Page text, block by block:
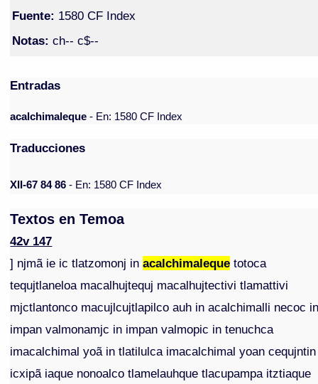
Fuente: 1580 CF Index
Notas: ch-- c$--
Entradas
acalchimaleque- En: 1580 CF Index
Traducciones
XII-67 84 86 - En: 1580 CF Index
Textos en Temoa
42v 147
] njmã ie ic tlatzomonj inacalchimaleque totoca
tequjtlaneloa macalhujtequj macalhujtectivi tlamattivi
mjctlantonco macujlcujtlapilco auh in acalchimalli necoc
impan valmonamjc in impan valmopic in tenuchca
imacalchimal yoã in tlatilulca imacalchimal yoan cequjntin
icxipã iaque nonoalco tlamelauhque tlacupampa itztiaque